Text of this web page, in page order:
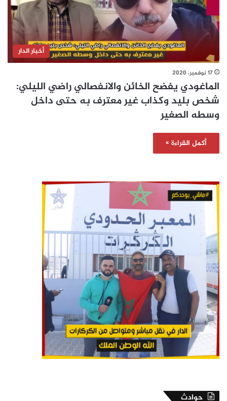
أخبار الدار
17 نوفمبر، 2020
الماغودي يفضح الخائن والانفصالي راضي الليلي:
شخص بليد وكذاب غير معترف به حتى داخل
وسطه الصغير
أكمل القراءة »
حوادث